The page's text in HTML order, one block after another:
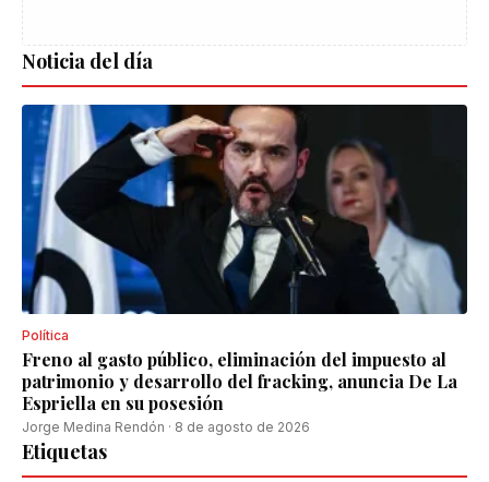
Noticia del día
Política
Freno al gasto público, eliminación del impuesto al
patrimonio y desarrollo del fracking, anuncia De La
Espriella en su posesión
Jorge Medina Rendón · 8 de agosto de 2026
Etiquetas